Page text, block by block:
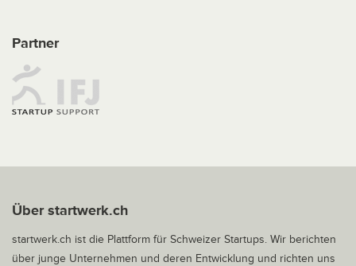
Partner
Über startwerk.ch
startwerk.ch ist die Plattform für Schweizer Startups. Wir berichten
über junge Unternehmen und deren Entwicklung und richten uns